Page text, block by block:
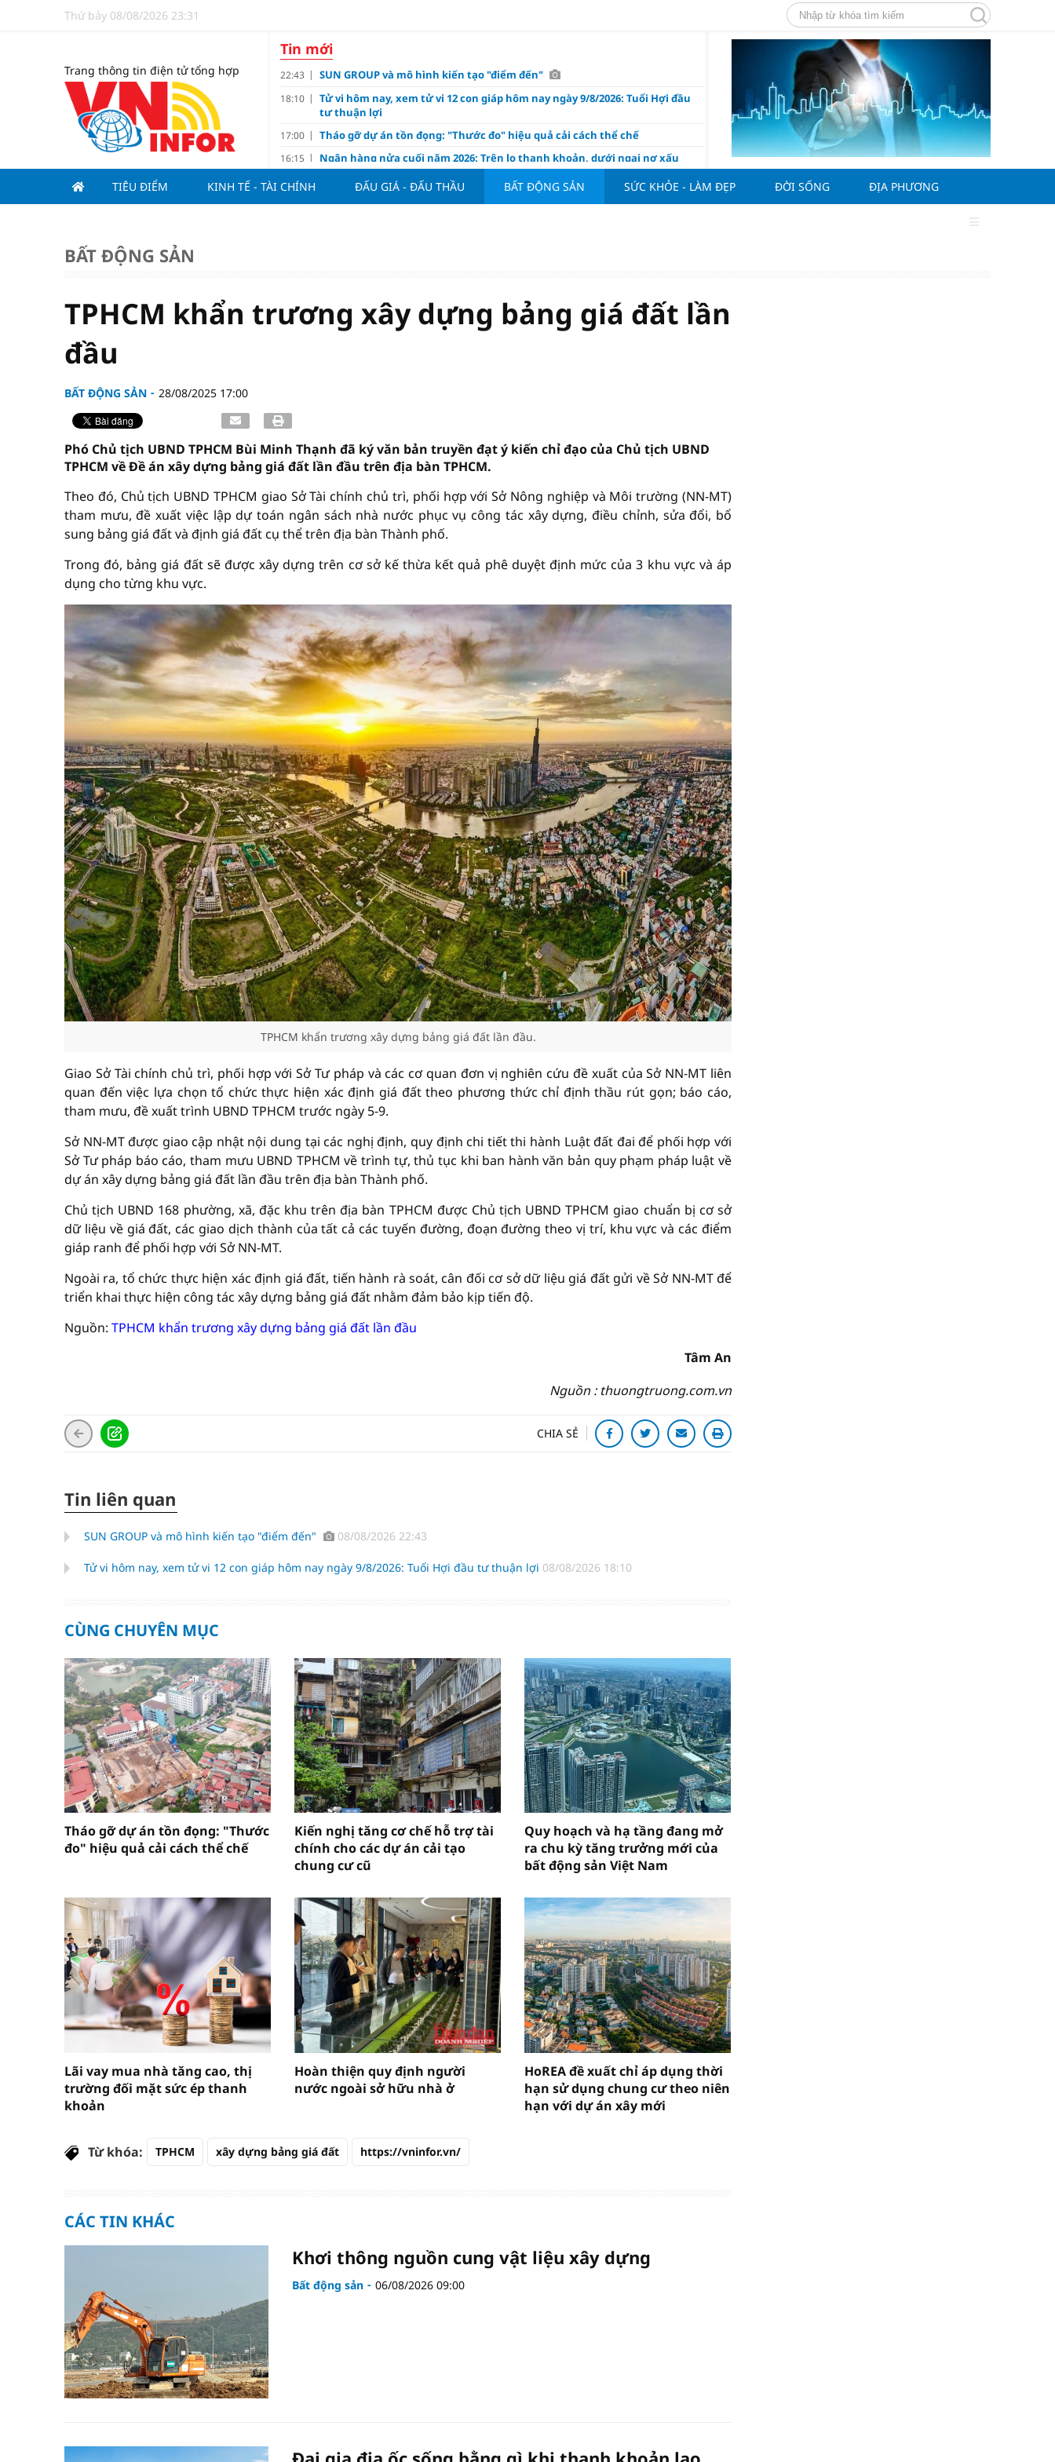
Thứ bảy 08/08/2026 23:31
Trang thông tin điện tử tổng hợp
Tin mới
22:43 SUN GROUP và mô hình kiến tạo "điểm đến"
18:10
Tử vi hôm nay, xem tử vi 12 con giáp hôm nay ngày 9/8/2026: Tuổi Hợi đầu
tư thuận lợi
17:00 Tháo gỡ dự án tồn đọng: "Thước đo" hiệu quả cải cách thể chế
16:15 Ngân hàng nửa cuối năm 2026: Trên lo thanh khoản, dưới ngại nợ xấu
14:10
Tín dụng/GDP của Việt Nam "phình" lên 155%, cao gấp 3 lần nhóm cùng
10:23 Giá vàng hôm nay 8/8: Vàng thế giới "nhảy vọt"
Các cổ phiếu IPO có được phân bổ dòng vốn mới từ nâng hạng thị trường?
08:15 Lợi ích của nước chanh gừng
TIÊU ĐIỂM KINH TẾ - TÀI CHÍNH ĐẤU GIÁ - ĐẤU THẦU BẤT ĐỘNG SẢN SỨC KHỎE - LÀM ĐẸP ĐỜI SỐNG ĐỊA PHƯƠNG
BẤT ĐỘNG SẢN
TPHCM khẩn trương xây dựng bảng giá đất lần
đầu
BẤT ĐỘNG SẢN 28/08/2025 17:00
Phó Chủ tịch UBND TPHCM Bùi Minh Thạnh đã ký văn bản truyền đạt ý kiến chỉ đạo của Chủ tịch UBND
TPHCM về Đề án xây dựng bảng giá đất lần đầu trên địa bàn TPHCM.
Theo đó, Chủ tịch UBND TPHCM giao Sở Tài chính chủ trì, phối hợp với Sở Nông nghiệp và Môi trường (NN-MT)
tham mưu, đề xuất việc lập dự toán ngân sách nhà nước phục vụ công tác xây dựng, điều chỉnh, sửa đổi, bổ
sung bảng giá đất và định giá đất cụ thể trên địa bàn Thành phố.
Trong đó, bảng giá đất sẽ được xây dựng trên cơ sở kế thừa kết quả phê duyệt định mức của 3 khu vực và áp
dụng cho từng khu vực.
TPHCM khẩn trương xây dựng bảng giá đất lần đầu.
Giao Sở Tài chính chủ trì, phối hợp với Sở Tư pháp và các cơ quan đơn vị nghiên cứu đề xuất của Sở NN-MT liên
quan đến việc lựa chọn tổ chức thực hiện xác định giá đất theo phương thức chỉ định thầu rút gọn; báo cáo,
tham mưu, đề xuất trình UBND TPHCM trước ngày 5-9.
Sở NN-MT được giao cập nhật nội dung tại các nghị định, quy định chi tiết thi hành Luật đất đai để phối hợp với
Sở Tư pháp báo cáo, tham mưu UBND TPHCM về trình tự, thủ tục khi ban hành văn bản quy phạm pháp luật về
dự án xây dựng bảng giá đất lần đầu trên địa bàn Thành phố.
Chủ tịch UBND 168 phường, xã, đặc khu trên địa bàn TPHCM được Chủ tịch UBND TPHCM giao chuẩn bị cơ sở
dữ liệu về giá đất, các giao dịch thành của tất cả các tuyến đường, đoạn đường theo vị trí, khu vực và các điểm
giáp ranh để phối hợp với Sở NN-MT.
Ngoài ra, tổ chức thực hiện xác định giá đất, tiến hành rà soát, cân đối cơ sở dữ liệu giá đất gửi về Sở NN-MT để
triển khai thực hiện công tác xây dựng bảng giá đất nhằm đảm bảo kịp tiến độ.
Nguồn: TPHCM khẩn trương xây dựng bảng giá đất lần đầu
Tâm An
Nguồn : thuongtruong.com.vn
CHIA SẺ
Tin liên quan
SUN GROUP và mô hình kiến tạo "điểm đến" 08/08/2026 22:43
Tử vi hôm nay, xem tử vi 12 con giáp hôm nay ngày 9/8/2026: Tuổi Hợi đầu tư thuận lợi 08/08/2026 18:10
CÙNG CHUYÊN MỤC
Tháo gỡ dự án tồn đọng: "Thước
đo" hiệu quả cải cách thể chế
Kiến nghị tăng cơ chế hỗ trợ tài
chính cho các dự án cải tạo
chung cư cũ
Quy hoạch và hạ tầng đang mở
ra chu kỳ tăng trưởng mới của
bất động sản Việt Nam
Lãi vay mua nhà tăng cao, thị
trường đối mặt sức ép thanh
khoản
Hoàn thiện quy định người
nước ngoài sở hữu nhà ở
HoREA đề xuất chỉ áp dụng thời
hạn sử dụng chung cư theo niên
hạn với dự án xây mới
Từ khóa: TPHCM xây dựng bảng giá đất https://vninfor.vn/
CÁC TIN KHÁC
Khơi thông nguồn cung vật liệu xây dựng
Bất động sản 06/08/2026 09:00